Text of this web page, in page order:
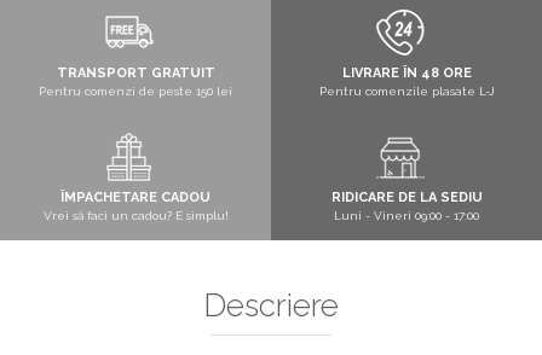
TRANSPORT GRATUIT
Pentru comenzi de peste 150 lei
LIVRARE ÎN 48 ORE
Pentru comenzile plasate L-J
ÎMPACHETARE CADOU
Vrei să faci un cadou? E simplu!
RIDICARE DE LA SEDIU
Luni - Vineri 09:00 - 17:00
Descriere